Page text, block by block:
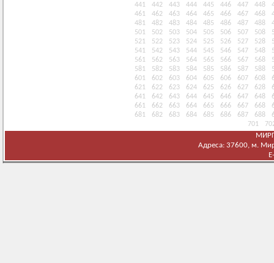
441
442 443 444 445 446 447 448
461
462 463 464 465 466 467 468
481
482 483 484 485 486 487 488
501
502 503 504 505 506 507 508
521
522 523 524 525 526 527 528
541
542 543 544 545 546 547 548
561
562 563 564 565 566 567 568
581
582 583 584 585 586 587 588
601
602 603 604 605 606 607 608
621
622 623 624 625 626 627 628
641
642 643 644 645 646 647 648
661
662 663 664 665 666 667 668
681
682 683 684 685 686 687 688
701
Адреса: 37600, м.